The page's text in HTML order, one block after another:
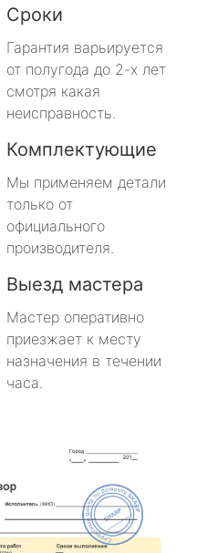
Сроки
Гарантия варьируется
от полугода до 2-х лет
смотря какая
неисправность.
Комплектующие
Мы применяем детали
только от
официального
производителя.
Выезд мастера
Мастер оперативно
приезжает к месту
назначения в течении
часа.